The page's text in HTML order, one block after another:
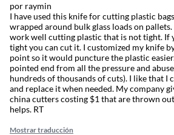
por raymin
I have used this knife for cutting plastic
wrapped around bulk glass loads on
work well cutting plastic that is not tight. If
tight you can cut it. I customized my knife
point so it would puncture the plastic
pointed end from all the pressure and
hundreds of thousands of cuts). I like that I
and replace it when needed. My company
china cutters costing $1 that are thrown
helps. RT
Mostrar traducción